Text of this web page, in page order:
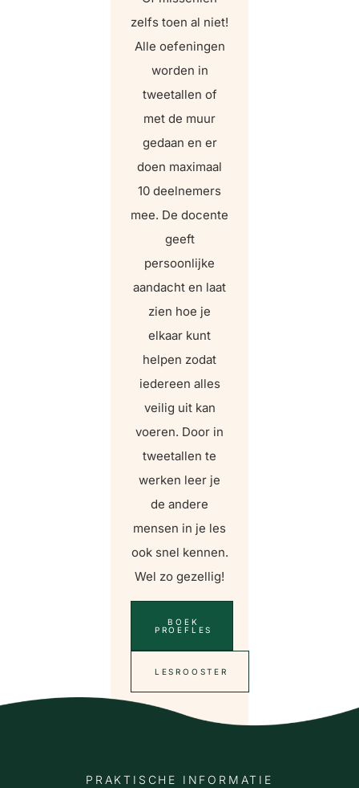
zelfs toen al niet!
Alle oefeningen
worden in
tweetallen of
met de muur
gedaan en er
doen maximaal
10 deelnemers
mee. De docente
geeft
persoonlijke
aandacht en laat
zien hoe je
elkaar kunt
helpen zodat
iedereen alles
veilig uit kan
voeren. Door in
tweetallen te
werken leer je
de andere
mensen in je les
ook snel kennen.
Wel zo gezellig!
BOEK
PROEFLES
LESROOSTER
PRAKTISCHE INFORMATIE